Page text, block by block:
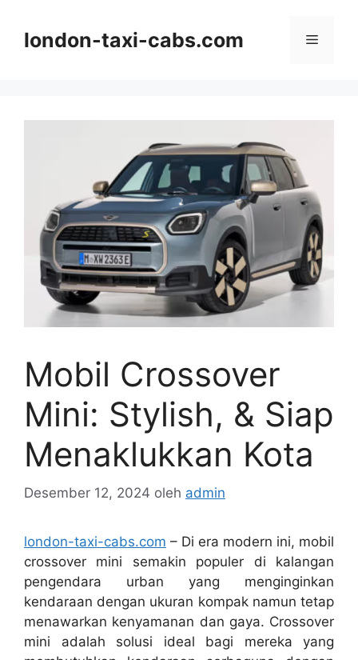
london-taxi-cabs.com Menu
Mobil Crossover
Mini: Stylish, & Siap
Menaklukkan Kota
Desember 12, 2024 oleh admin
london-taxi-cabs.com – Di era modern ini, mobil
crossover mini semakin populer di kalangan
pengendara urban yang menginginkan
kendaraan dengan ukuran kompak namun tetap
menawarkan kenyamanan dan gaya. Crossover
mini adalah solusi ideal bagi mereka yang